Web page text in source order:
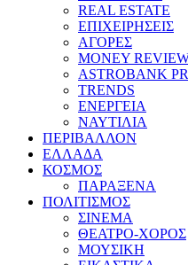
REAL ESTATE
ΕΠΙΧΕΙΡΗΣΕΙΣ
ΑΓΟΡΕΣ
MONEY
ASTROBANK
TRENDS
ΕΝΕΡΓΕΙΑ
ΝΑΥΤΙΛΙΑ
ΠΕΡΙΒΑΛΛΟΝ
ΕΛΛΑΔΑ
ΚΟΣΜΟΣ
ΠΑΡΑΞΕΝΑ
ΠΟΛΙΤΙΣΜΟΣ
ΣΙΝΕΜΑ
ΘΕΑΤΡΟ-ΧΟΡΟΣ
ΜΟΥΣΙΚΗ